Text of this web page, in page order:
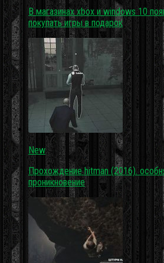
В магазинах xbox и windows 10
покупать игры в подарок
New
Прохождение hitman (2016).
проникновение